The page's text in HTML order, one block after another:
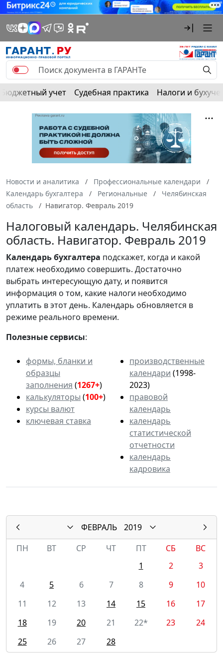
Бюджетный учет Судебная практика Налоги и
Новости и аналитика
Профессиональные календари
Календарь бухгалтера
Региональные
Челябинская
область
Навигатор. Февраль 2019
Налоговый календарь. Челябинская
область. Навигатор. Февраль 2019
Календарьбухгалтера подскажет, когда и какой
платеж необходимо совершить. Достаточно
выбрать интересующую дату, и появится
информация о том, какие налоги необходимо
уплатить в этот день. Календарь обновляется в
режиме реального времени.
Полезные сервисы:
формы, бланки и
образцы
заполнения (1267+)
калькуляторы (100+)
курсы валют
ключевая ставка
производственные
календари (1998-
2023)
правовой
календарь
календарь
статистической
отчетности
календарь
кадровика
ФЕВРАЛЬ
2019
ПН
ВТ СР ЧТ ПТ СБ
ВС
1
2
3
4
5 6 7 8 9
10
11
12 13 14 15 16
17
18
19 20 21 22* 23
24
25
26 27 28